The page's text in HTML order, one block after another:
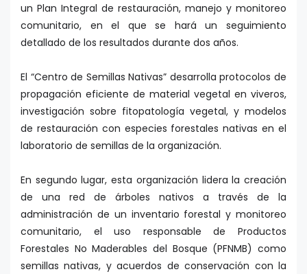
un Plan Integral de restauración, manejo y monitoreo
comunitario, en el que se hará un seguimiento
detallado de los resultados durante dos años.
El “Centro de Semillas Nativas” desarrolla protocolos de
propagación eficiente de material vegetal en viveros,
investigación sobre fitopatología vegetal, y modelos
de restauración con especies forestales nativas en el
laboratorio de semillas de la organización.
En segundo lugar, esta organización lidera la creación
de una red de árboles nativos a través de la
administración de un inventario forestal y monitoreo
comunitario, el uso responsable de Productos
Forestales No Maderables del Bosque (PFNMB) como
semillas nativas, y acuerdos de conservación con la